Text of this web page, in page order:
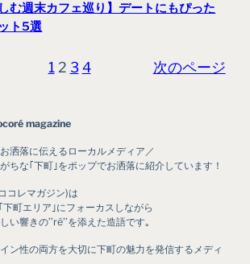
む週末カフェ巡り】デートにもぴった
ト5選
1 2 3 4 次のページ
magazine
洒落に伝えるローカルメディア／
ちな｢下町｣をポップでお洒落に紹介しています！
コレマガジン)は
町エリア｣にフォーカスしながら
い響きの’’ré’’を添えた造語です｡
ン性の両方を大切に下町の魅力を発信するメディ